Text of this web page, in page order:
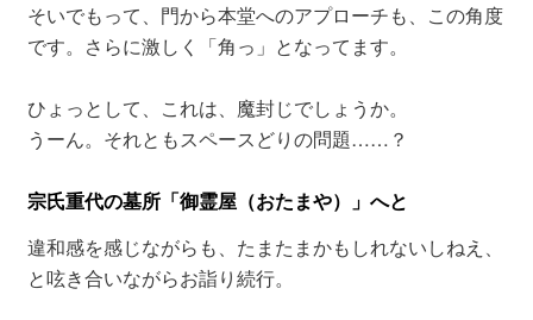
そいでもって、門から本堂へのアプローチも、この角度
です。さらに激しく「角っ」となってます。
ひょっとして、これは、魔封じでしょうか。
うーん。それともスペースどりの問題……？
宗氏重代の墓所「御霊屋（おたまや）」へと
違和感を感じながらも、たまたまかもしれないしねえ、
と呟き合いながらお詣り続行。